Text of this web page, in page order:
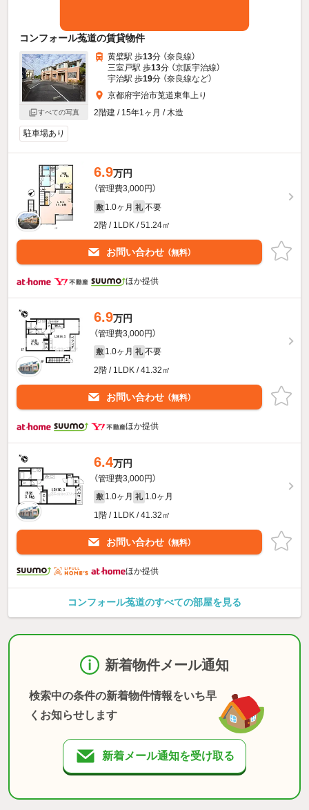
コンフォール菟道の賃貸物件
すべての写真
黄檗駅 歩13分 （奈良線）
三室戸駅 歩13分 （京阪宇治線）
宇治駅 歩19分 （奈良線など）
京都府宇治市莵道東隼上り
2階建 / 15年1ヶ月 / 木造
駐車場あり
6.9万円
（管理費3,000円）
敷 1.0ヶ月 礼 不要
2階 / 1LDK / 51.24㎡
お問い合わせ （無料）
ほか提供
6.9万円
（管理費3,000円）
敷 1.0ヶ月 礼 不要
2階 / 1LDK / 41.32㎡
お問い合わせ （無料）
ほか提供
6.4万円
（管理費3,000円）
敷 1.0ヶ月 礼 1.0ヶ月
1階 / 1LDK / 41.32㎡
お問い合わせ （無料）
ほか提供
コンフォール菟道のすべての部屋を見る
新着物件メール通知
検索中の条件の新着物件情報をいち早
くお知らせします
新着メール通知を受け取る